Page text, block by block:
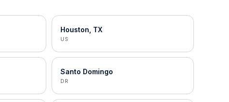
Houston, TX
US
Santo Domingo
DR